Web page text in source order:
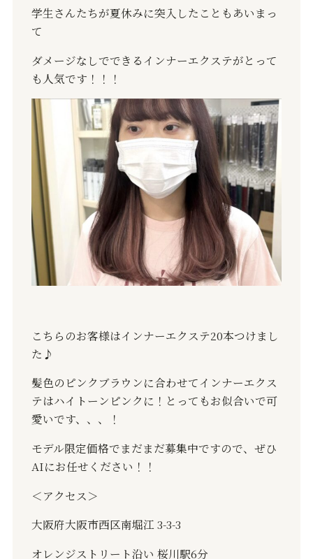
学生さんたちが夏休みに突入したこともあいまっ
て
ダメージなしでできるインナーエクステがとって
も人気です！！！
こちらのお客様はインナーエクステ20本つけまし
た♪
髪色のピンクブラウンに合わせてインナーエクス
テはハイトーンピンクに！とってもお似合いで可
愛いです、、、！
モデル限定価格でまだまだ募集中ですので、ぜひ
AIにお任せください！！
＜アクセス＞
大阪府大阪市西区南堀江 3-3-3
オレンジストリート沿い 桜川駅6分